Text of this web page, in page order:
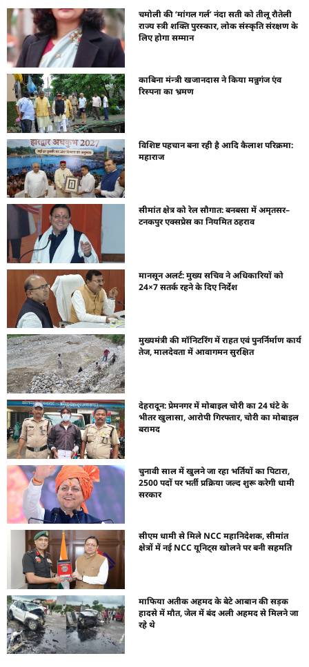
चमोली की ‘मांगल गर्ल’ नंदा सती को तीलू रौतेली
राज्य स्त्री शक्ति पुरस्कार, लोक संस्कृति संरक्षण के
लिए होगा सम्मान
काबिना मंन्त्री खजानदास ने किया मन्नुगंज एंव
रिस्पना का भ्रमण
विशिष्ट पहचान बना रही है आदि कैलाश परिक्रमा:
महाराज
सीमांत क्षेत्र को रेल सौगात: बनबसा में अमृतसर–
टनकपुर एक्सप्रेस का नियमित ठहराव
मानसून अलर्ट: मुख्य सचिव ने अधिकारियों को
24×7 सतर्क रहने के दिए निर्देश
मुख्यमंत्री की मॉनिटरिंग में राहत एवं पुनर्निर्माण कार्य
तेज, मालदेवता में आवागमन सुरक्षित
देहरादून: प्रेमनगर में मोबाइल चोरी का 24 घंटे के
भीतर खुलासा, आरोपी गिरफ्तार, चोरी का मोबाइल
बरामद
चुनावी साल में खुलने जा रहा भर्तियों का पिटारा,
2500 पदों पर भर्ती प्रक्रिया जल्द शुरू करेगी धामी
सरकार
सीएम धामी से मिले NCC महानिदेशक, सीमांत
क्षेत्रों में नई NCC यूनिट्स खोलने पर बनी सहमति
माफिया अतीक अहमद के बेटे आबान की सड़क
हादसे में मौत, जेल में बंद अली अहमद से मिलने जा
रहे थे